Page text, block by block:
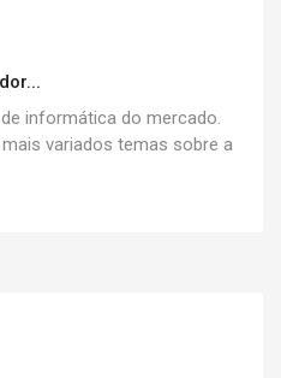
informática do mercado.
variados temas sobre a